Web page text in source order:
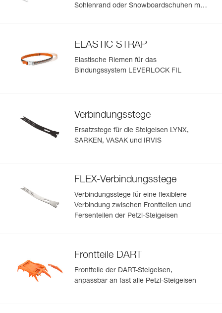
Sohlenrand oder Snowboardschuhen mit
ELASTIC STRAP
Elastische Riemen für das
Bindungssystem LEVERLOCK FIL
Verbindungsstege
Ersatzstege für die Steigeisen LYNX,
SARKEN, VASAK und IRVIS
FLEX-Verbindungsstege
Verbindungsstege für eine flexiblere
Verbindung zwischen Frontteilen und
Fersenteilen der Petzl-Steigeisen
Frontteile DART
Frontteile der DART-Steigeisen,
anpassbar an fast alle Petzl-Steigeisen